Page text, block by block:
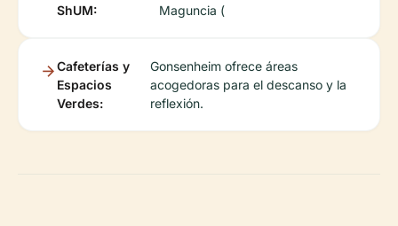
ShUM:
Maguncia (
Cafeterías y
Espacios
Verdes:
Gonsenheim ofrece áreas
acogedoras para el descanso y la
reflexión.